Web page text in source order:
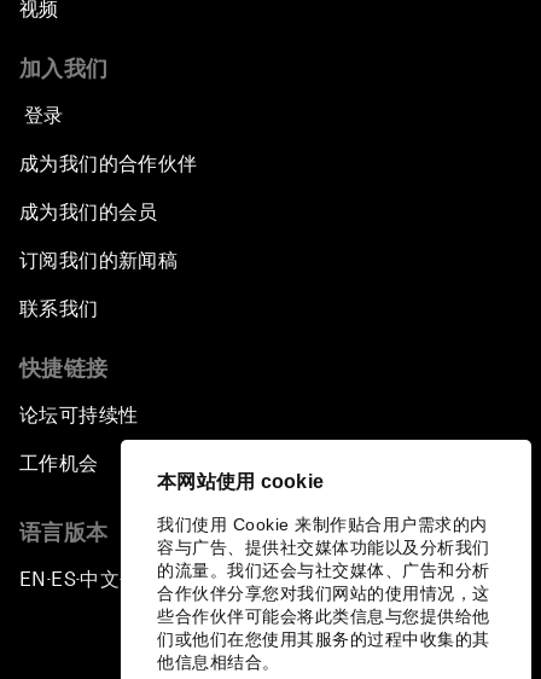
本网站使用 cookie
我们使用 Cookie 来制作贴合用户需求的内
容与广告、提供社交媒体功能以及分析我们
的流量。我们还会与社交媒体、广告和分析
合作伙伴分享您对我们网站的使用情况，这
些合作伙伴可能会将此类信息与您提供给他
们或他们在您使用其服务的过程中收集的其
他信息相结合。
视频
加入我们
登录
成为我们的合作伙伴
成为我们的会员
订阅我们的新闻稿
联系我们
快捷链接
论坛可持续性
工作机会
语言版本
EN ▪ES▪中文▪ 日本語